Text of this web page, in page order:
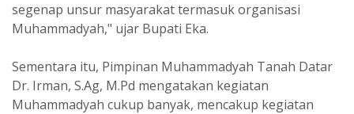
segenap unsur masyarakat termasuk organisasi
Muhammadyah," ujar Bupati Eka.
Sementara itu, Pimpinan Muhammadyah Tanah Datar
Dr. Irman, S.Ag, M.Pd mengatakan kegiatan
Muhammadyah cukup banyak, mencakup kegiatan